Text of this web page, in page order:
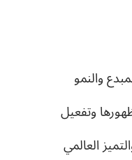
والنمو
وتفعيل
العالمي